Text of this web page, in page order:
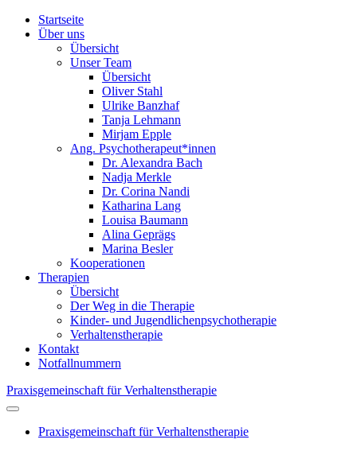
Startseite
Über uns
Übersicht
Unser Team
Übersicht
Oliver Stahl
Ulrike Banzhaf
Tanja Lehmann
Mirjam Epple
Ang. Psychotherapeut*innen
Dr. Alexandra Bach
Nadja Merkle
Dr. Corina Nandi
Katharina Lang
Louisa Baumann
Alina Geprägs
Marina Besler
Kooperationen
Therapien
Übersicht
Der Weg in die Therapie
Kinder- und Jugendlichenpsychotherapie
Verhaltenstherapie
Kontakt
Notfallnummern
Praxisgemeinschaft für Verhaltenstherapie
Praxisgemeinschaft für Verhaltenstherapie